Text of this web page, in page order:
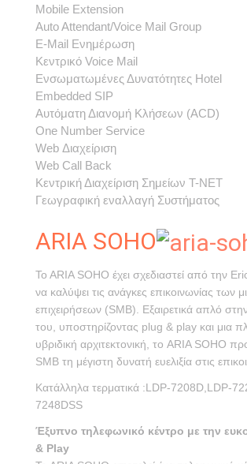
Mobile Extension
Auto Attendant/Voice Mail Group
E-Mail Ενημέρωση
Κεντρικό Voice Mail
Ενσωματωμένες Δυνατότητες Hotel
Embedded SIP
Αυτόματη Διανομή Κλήσεων (ACD)
One Number Service
Web Διαχείριση
Web Call Back
Κεντρική Διαχείριση Σημείων T-NET
Γεωγραφική εναλλαγή Συστήματος
ARIA SOHO
To ARIA SOHO έχει σχεδιαστεί από την
να καλύψει τις ανάγκες επικοινωνίας των
επιχειρήσεων (SMB). Εξαιρετικά απλό
του, υποστηρίζοντας plug & play και μια
υβριδική αρχιτεκτονική, το ARIA SOHO
SMB τη μέγιστη δυνατή ευελιξία στις
Κατάλληλα τερματικά :LDP-7208D,LDP-
7248DSS
Έξυπνο τηλεφωνικό κέντρο με την
& Play